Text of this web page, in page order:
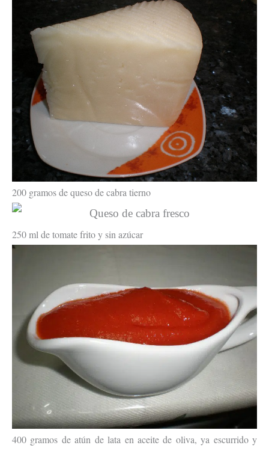
200 gramos de queso de cabra tierno
250 ml de tomate frito y sin azúcar
400 gramos de atún de lata en aceite de oliva, ya escurrido y